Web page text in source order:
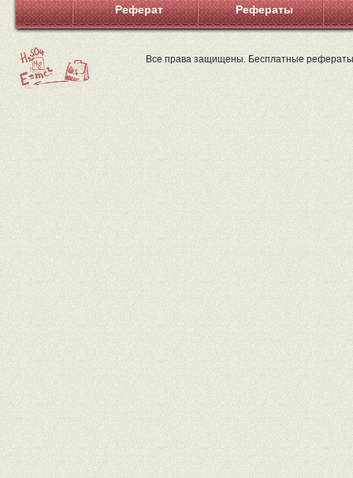
Реферат Рефераты
Все права защищены. Бесплатные